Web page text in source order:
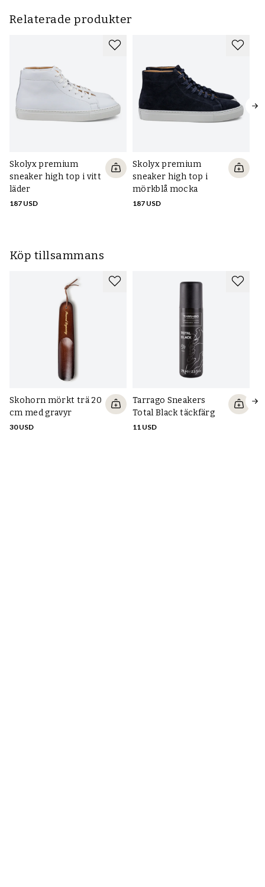
Relaterade produkter
Skolyx premium
sneaker high top i vitt
läder
187 USD
Skolyx premium
sneaker high top i
mörkblå mocka
187 USD
Köp tillsammans
Skohorn mörkt trä 20
cm med gravyr
30 USD
Tarrago Sneakers
Total Black täckfärg
11 USD